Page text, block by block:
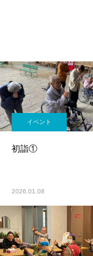
イベント
初詣①
2026.01.08